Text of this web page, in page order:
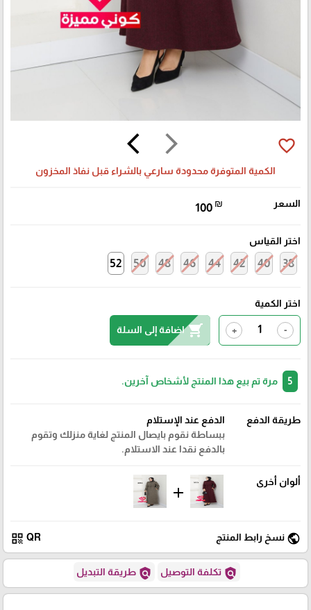
arrow_forward_ios
arrow_back_ios favorite_border
الكمية المتوفرة محدودة سارعي بالشراء قبل نفاذ المخزون
السعر 100 ₪
اختر القياس
38
40
42
44
46
48
50
52
اختر الكمية
-
+
shopping_cartاضافة إلى السلة
مرة تم بيع هذا المنتج لأشخاص آخرين.
طريقة الدفع
الدفع عند الإستلام
ببساطة نقوم بايصال المنتج لغاية منزلك وتقوم
بالدفع نقدا عند الاستلام.
ألوان أخرى
add
public نسخ رابط المنتج QR
qr_code
policy تكلفة التوصيل policy طريقة التبديل